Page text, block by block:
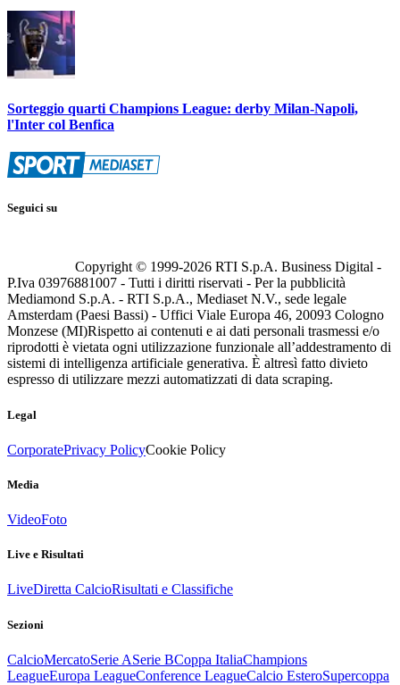
Sorteggio quarti Champions League: derby Milan-Napoli,
l'Inter col Benfica
Seguici su
Copyright © 1999-2026 RTI S.p.A. Business Digital -
P.Iva 03976881007 - Tutti i diritti riservati - Per la pubblicità
Mediamond S.p.A. - RTI S.p.A., Mediaset N.V., sede legale
Amsterdam (Paesi Bassi) - Uffici Viale Europa 46, 20093 Cologno
Monzese (MI)Rispetto ai contenuti e ai dati personali trasmessi e/o
riprodotti è vietata ogni utilizzazione funzionale all’addestramento di
sistemi di intelligenza artificiale generativa. È altresì fatto divieto
espresso di utilizzare mezzi automatizzati di data scraping.
Legal
CorporatePrivacy PolicyCookie Policy
Media
VideoFoto
Live e Risultati
LiveDiretta CalcioRisultati e Classifiche
Sezioni
CalcioMercatoSerie ASerie BCoppa ItaliaChampions
LeagueEuropa LeagueConference LeagueCalcio EsteroSupercoppa